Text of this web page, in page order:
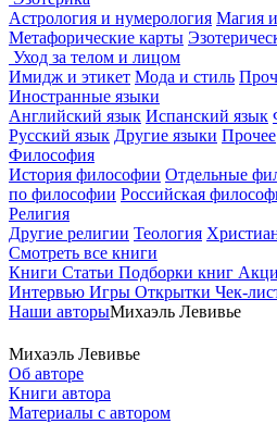
Астрология и нумерология Магия
Метафорические карты
Уход за телом и лицом
Имидж и этикет Мода и стиль
Иностранные языки
Английский язык Испанский язык
Русский язык Другие языки Прочее
Философия
История философии Отдельные
по философии Российская
Религия
Другие религии Теология
Смотреть все книги
Книги Статьи Подборки книг
Интервью Игры Открытки Чек-
Наши авторыМихаэль Левивье
Михаэль Левивье
Об авторе
Книги автора
Материалы с автором